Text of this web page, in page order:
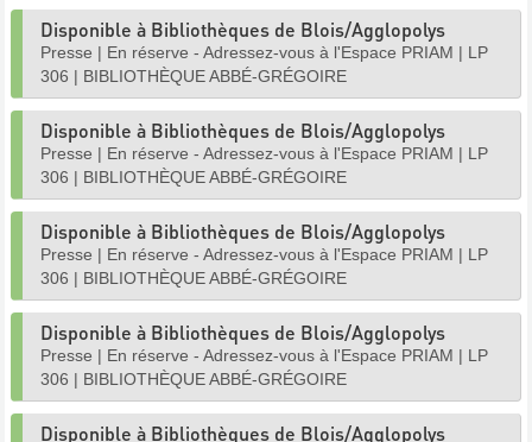
Disponible à Bibliothèques de Blois/Agglopolys
Presse | En réserve - Adressez-vous à l'Espace PRIAM | LP
306 | BIBLIOTHÈQUE ABBÉ-GRÉGOIRE
Disponible à Bibliothèques de Blois/Agglopolys
Presse | En réserve - Adressez-vous à l'Espace PRIAM | LP
306 | BIBLIOTHÈQUE ABBÉ-GRÉGOIRE
Disponible à Bibliothèques de Blois/Agglopolys
Presse | En réserve - Adressez-vous à l'Espace PRIAM | LP
306 | BIBLIOTHÈQUE ABBÉ-GRÉGOIRE
Disponible à Bibliothèques de Blois/Agglopolys
Presse | En réserve - Adressez-vous à l'Espace PRIAM | LP
306 | BIBLIOTHÈQUE ABBÉ-GRÉGOIRE
Disponible à Bibliothèques de Blois/Agglopolys